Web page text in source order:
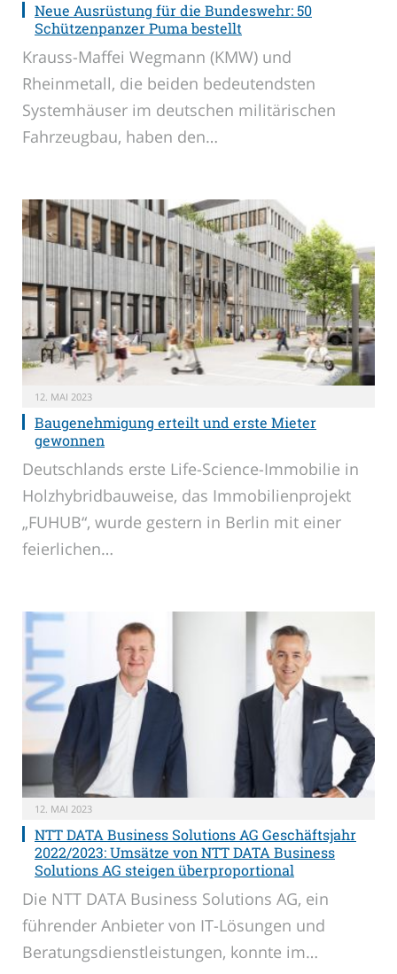
Neue Ausrüstung für die Bundeswehr: 50
Schützenpanzer Puma bestellt
Krauss-Maffei Wegmann (KMW) und
Rheinmetall, die beiden bedeutendsten
Systemhäuser im deutschen militärischen
Fahrzeugbau, haben den…
12. MAI 2023
Baugenehmigung erteilt und erste Mieter
gewonnen
Deutschlands erste Life-Science-Immobilie in
Holzhybridbauweise, das Immobilienprojekt
„FUHUB“, wurde gestern in Berlin mit einer
feierlichen…
12. MAI 2023
NTT DATA Business Solutions AG Geschäftsjahr
2022/2023: Umsätze von NTT DATA Business
Solutions AG steigen überproportional
Die NTT DATA Business Solutions AG, ein
führender Anbieter von IT-Lösungen und
Beratungsdienstleistungen, konnte im…